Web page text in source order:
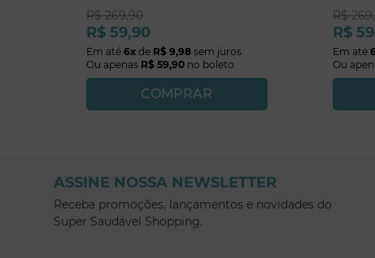
R$ 269,90
R$ 59,90
Em até 6xde R$ 9,98sem juros
Ou apenas R$ 59,90no boleto
COMPRAR
R$ 269,
R$ 59
Em até
Ou
ASSINE NOSSA NEWSLETTER
Receba promoções, lançamentos e novidades do
Super Saudável Shopping.